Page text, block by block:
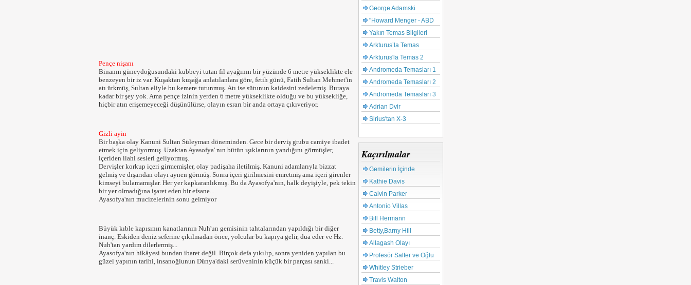
Pençe nişanı
Binanın güneydoğusundaki kubbeyi tutan fil ayağının bir yüzünde 6 metre yükseklikte ele
benzeyen bir iz var. Kuşaktan kuşağa anlatılanlara göre, fetih günü, Fatih Sultan Mehmet'in
atı ürkmüş, Sultan eliyle bu kemere tutunmuş. Atı ise sütunun kaidesini zedelemiş. Buraya
kadar bir şey yok. Ama pençe izinin yerden 6 metre yükseklikte olduğu ve bu yüksekliğe,
hiçbir atın erişemeyeceği düşünülürse, olayın esrarı bir anda ortaya çıkıveriyor.
Gizli ayin
Bir başka olay Kanuni Sultan Süleyman döneminden. Gece bir derviş grubu camiye ibadet
etmek için geliyormuş. Uzaktan Ayasofya' nın bütün ışıklarının yandığını görmüşler,
içeriden ilahi sesleri geliyormuş.
Dervişler korkup içeri girmemişler, olay padişaha iletilmiş. Kanuni adamlarıyla bizzat
gelmiş ve dışarıdan olayı aynen görmüş. Sonra içeri girilmesini emretmiş ama içeri girenler
kimseyi bulamamışlar. Her yer kapkaranlıkmış. Bu da Ayasofya'nın, halk deyişiyle, pek tekin
bir yer olmadığına işaret eden bir efsane...
Ayasofya'nın mucizelerinin sonu gelmiyor
Büyük kıble kapısının kanatlarının Nuh'un gemisinin tahtalarından yapıldığı bir diğer
inanç. Eskiden deniz seferine çıkılmadan önce, yolcular bu kapıya gelir, dua eder ve Hz.
Nuh'tan yardım dilerlermiş...
Ayasofya'nın hikâyesi bundan ibaret değil. Birçok defa yıkılıp, sonra yeniden yapılan bu
güzel yapının tarihi, insanoğlunun Dünya'daki serüveninin küçük bir parçası sanki...
George Adamski
"Howard Menger - ABD
Yakın Temas Bilgileri
Arkturus’la Temas
Arkturus'la Temas 2
Andromeda Temasları 1
Andromeda Temasları 2
Andromeda Temasları 3
Adrian Dvir
Sirius'tan X-3
Kaçırılmalar
Gemilerin İçinde
Kathie Davis
Calvin Parker
Antonio Villas
Bill Hermann
Betty,Barny Hill
Allagash Olayı
Profesör Salter ve Oğlu
Whitley Strieber
Travis Walton